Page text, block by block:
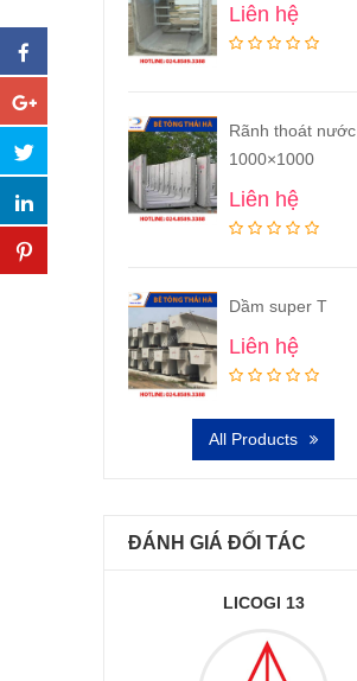
Liên hệ
Rãnh thoát nước
1000×1000
Liên hệ
Dầm super T
Liên hệ
All Products
ĐÁNH GIÁ ĐỐI TÁC
VIDIFI